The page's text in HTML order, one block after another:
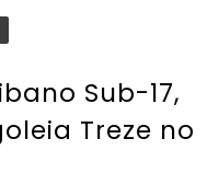
Sub-17,
Treze no